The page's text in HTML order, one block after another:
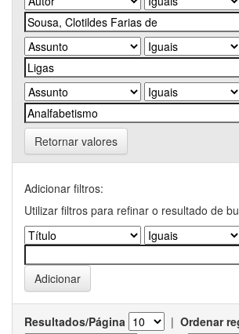
Retornar valores
Adicionar filtros:
Utilizar filtros para refinar o resultado de
Resultados/Página | Ordenar